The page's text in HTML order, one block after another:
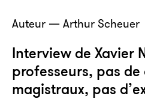
Auteur — Arthur Scheuer
Interview de Xavier
professeurs, pas de
magistraux, pas